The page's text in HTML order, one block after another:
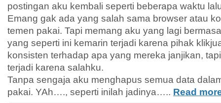
postingan aku kembali seperti beberapa waktu
Emang gak ada yang salah sama browser atau
temen pakai. Tapi memang aku yang lagi
yang seperti ini kemarin terjadi karena pihak
konsisten terhadap apa yang mereka janjikan,
terjadi karena salahku.
Tanpa sengaja aku menghapus semua data
pakai. YAh…., seperti inilah jadinya….. Read